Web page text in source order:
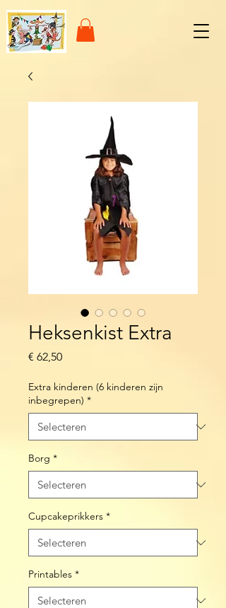
Heksenkist Extra
€ 62,50Prijs
Extra kinderen (6 kinderen zijn
inbegrepen) *
Borg *
Cupcakeprikkers *
Printables *